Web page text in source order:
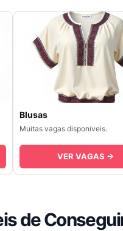
Blusas
Muitas vagas disponiveis.
VER VAGAS →
de